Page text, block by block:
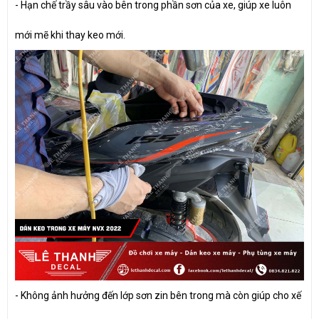
- Hạn chế trầy sâu vào bên trong phần sơn của xe, giúp xe luôn
mới mẽ khi thay keo mới.
- Không ảnh hưởng đến lớp sơn zin bên trong mà còn giúp cho xế